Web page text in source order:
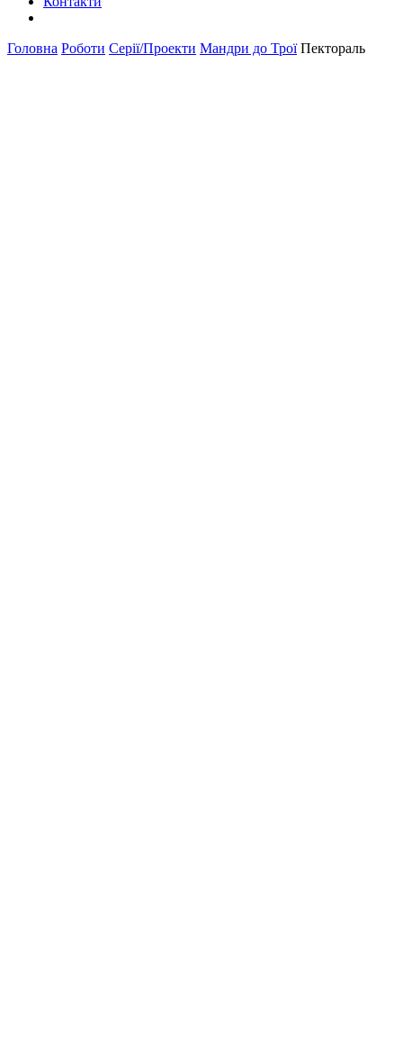
Головна Роботи Серії/Проекти Мандри до Трої Пектораль